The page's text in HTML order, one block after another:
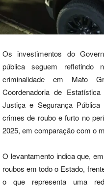
Os investimentos do
pública seguem
criminalidade em Mato
Coordenadoria de
Justiça e Segurança
crimes de roubo e furto no
2025, em comparação com o
O levantamento indica que,
roubos em todo o Estado,
o que representa uma